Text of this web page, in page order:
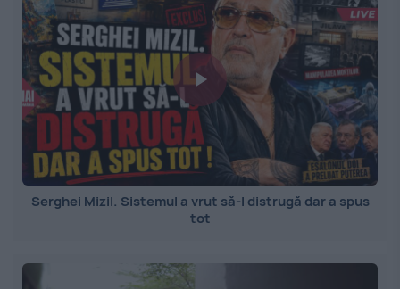
Serghei Mizil. Sistemul a vrut să-l distrugă dar a spus
tot